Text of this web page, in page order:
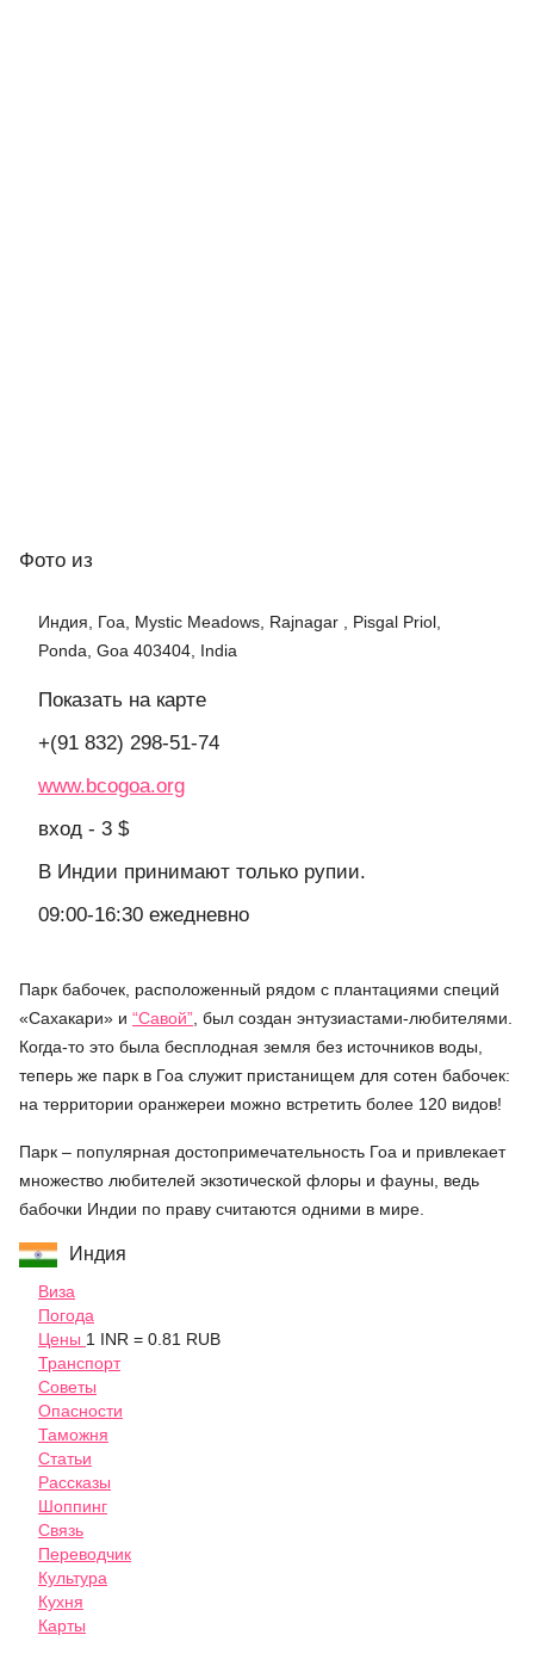
Фото из
Индия, Гоа, Mystic Meadows, Rajnagar , Pisgal Priol,
Ponda, Goa 403404, India
Показать на карте
+(91 832) 298-51-74
www.bcogoa.org
вход - 3 $
В Индии принимают только рупии.
09:00-16:30 ежедневно
Парк бабочек, расположенный рядом с плантациями специй
«Сахакари» и “Савой” , был создан энтузиастами-любителями.
Когда-то это была бесплодная земля без источников воды,
теперь же парк в Гоа служит пристанищем для сотен бабочек:
на территории оранжереи можно встретить более 120 видов!
Парк – популярная достопримечательность Гоа и привлекает
множество любителей экзотической флоры и фауны, ведь
бабочки Индии по праву считаются одними в мире.
Индия
Виза
Погода
Цены 1 INR = 0.81 RUB
Транспорт
Советы
Опасности
Таможня
Статьи
Рассказы
Шоппинг
Связь
Переводчик
Культура
Кухня
Карты